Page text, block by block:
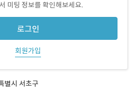
미팅 정보를 확인해보세요.
로그인
회원가입
별시 서초구